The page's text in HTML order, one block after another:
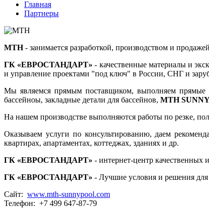
Главная
Партнеры
MTH- занимается разработкой, производством и
ГК «ЕВРОСТАНДАРТ» - качественные материалы и
и управление проектами "под ключ" в России, СНГ и
Мы являемся прямым поставщиком, выполняем прямые
бассейноы, закладные детали для бассейнов, MTH
На нашем производстве выполняются работы по резке,
Оказываем услуги по консультированию, даем
квартирах, апартаментах, коттеджах, зданиях и др.
ГК «ЕВРОСТАНДАРТ» - интернет-центр
ГК «ЕВРОСТАНДАРТ» - Лучшие условия и решения для
Сайт: www.mth-sunnypool.com
Телефон: +7 499 647-87-79